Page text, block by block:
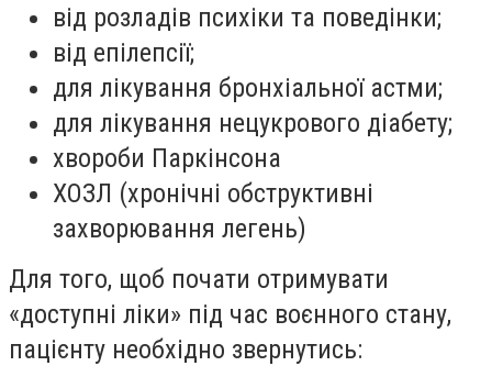
від розладів психіки та поведінки;
від епілепсії;
для лікування бронхіальної астми;
для лікування нецукрового діабету;
хвороби Паркінсона
ХОЗЛ (хронічні обструктивні
захворювання легень)
Для того, щоб почати отримувати
«доступні ліки» під час воєнного стану,
пацієнту необхідно звернутись: